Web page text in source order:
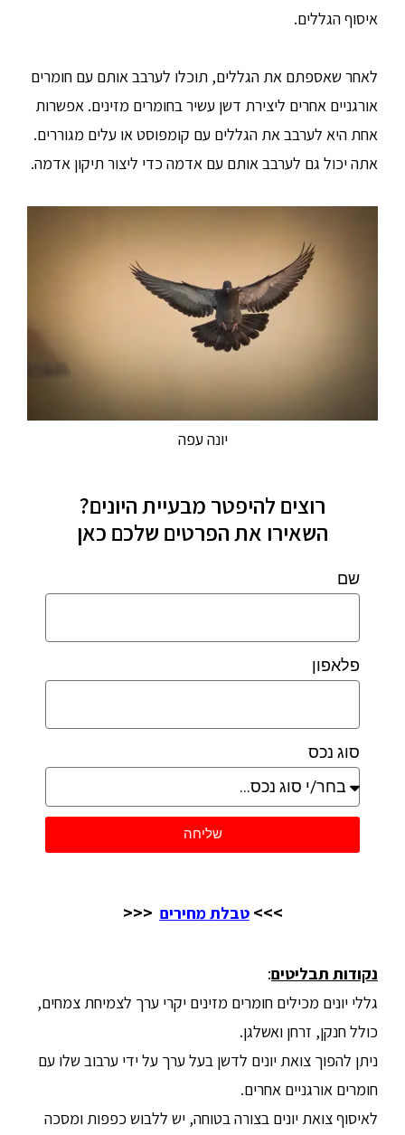
איסוף הגללים.
לאחר שאספתם את הגללים, תוכלו לערבב אותם עם חומרים
אורגניים אחרים ליצירת דשן עשיר בחומרים מזינים. אפשרות
אחת היא לערבב את הגללים עם קומפוסט או עלים מגוררים.
אתה יכול גם לערבב אותם עם אדמה כדי ליצור תיקון אדמה.
יונה עפה
רוצים להיפטר מבעיית היונים?
השאירו את הפרטים שלכם כאן
שם
פלאפון
סוג נכס
שליחה
>>>טבלת מחירים <<<
נקודות תבליטים:
גללי יונים מכילים חומרים מזינים יקרי ערך לצמיחת צמחים,
כולל חנקן, זרחן ואשלגן.
ניתן להפוך צואת יונים לדשן בעל ערך על ידי ערבוב שלו עם
חומרים אורגניים אחרים.
לאיסוף צואת יונים בצורה בטוחה, יש ללבוש כפפות ומסכה